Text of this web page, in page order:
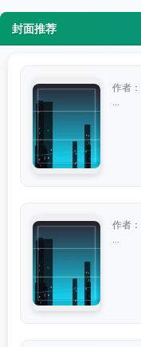
封面推荐
作者：
作者：